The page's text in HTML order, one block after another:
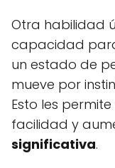
Otra habilidad
capacidad
un estado de
mueve por
Esto les
facilidad y
significativa.